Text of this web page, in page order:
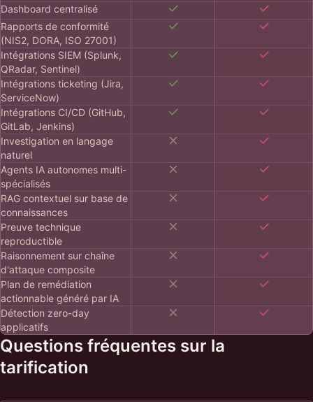
Dashboard centralisé
Rapports de conformité
(NIS2, DORA, ISO 27001)
Intégrations SIEM (Splunk,
QRadar, Sentinel)
Intégrations ticketing (Jira,
ServiceNow)
Intégrations CI/CD (GitHub,
GitLab, Jenkins)
Investigation en langage
naturel
Agents IA autonomes multi-
spécialisés
RAG contextuel sur base de
connaissances
Preuve technique
reproductible
Raisonnement sur chaîne
d'attaque composite
Plan de remédiation
actionnable généré par IA
Détection zero-day
applicatifs
Questions fréquentes sur la
tarification